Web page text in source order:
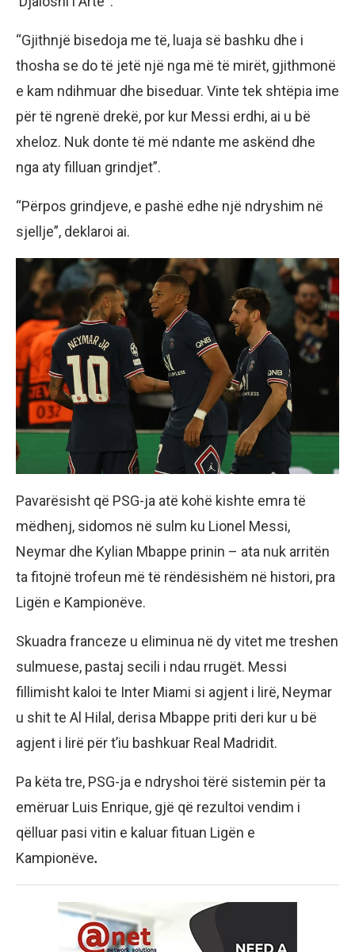
“Gjithnjë bisedoja me të, luaja së bashku dhe i
thosha se do të jetë një nga më të mirët, gjithmonë
e kam ndihmuar dhe biseduar. Vinte tek shtëpia ime
për të ngrenë drekë, por kur Messi erdhi, ai u bë
xheloz. Nuk donte të më ndante me askënd dhe
nga aty filluan grindjet”.
“Përpos grindjeve, e pashë edhe një ndryshim në
sjellje”, deklaroi ai.
Pavarësisht që PSG-ja atë kohë kishte emra të
mëdhenj, sidomos në sulm ku Lionel Messi,
Neymar dhe Kylian Mbappe prinin – ata nuk arritën
ta fitojnë trofeun më të rëndësishëm në histori, pra
Ligën e Kampionëve.
Skuadra franceze u eliminua në dy vitet me treshen
sulmuese, pastaj secili i ndau rrugët. Messi
fillimisht kaloi te Inter Miami si agjent i lirë, Neymar
u shit te Al Hilal, derisa Mbappe priti deri kur u bë
agjent i lirë për t’iu bashkuar Real Madridit.
Pa këta tre, PSG-ja e ndryshoi tërë sistemin për ta
emëruar Luis Enrique, gjë që rezultoi vendim i
qëlluar pasi vitin e kaluar fituan Ligën e
Kampionëve.